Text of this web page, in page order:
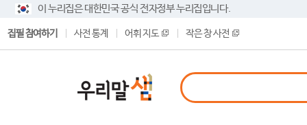
이 누리집은 대한민국 공식 전자정부 누리집입니다.
집필 참여하기 사전 통계 어휘 지도 작은 창 사전